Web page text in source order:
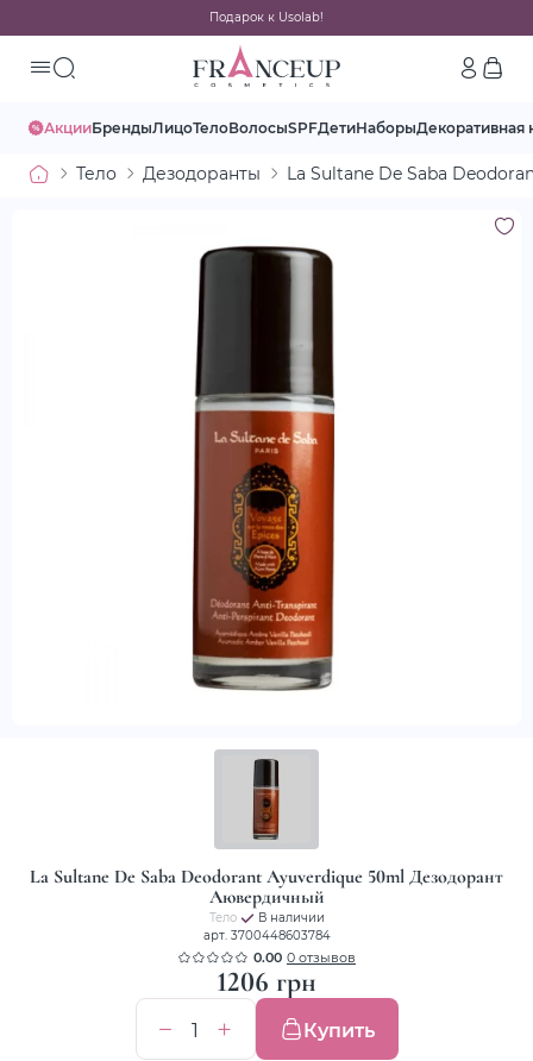
Подарок к Usolab!
АкцииБрендыЛицоТелоВолосыSPFДетиНаборыДекоративная
Тело Дезодоранты La Sultane De Saba
La Sultane De Saba Deodorant Ayuverdique 50ml Дезодорант
Аювердичный
Тело
В наличии
арт. 3700448603784
0.00 0 отзывов
1206 грн
Купить